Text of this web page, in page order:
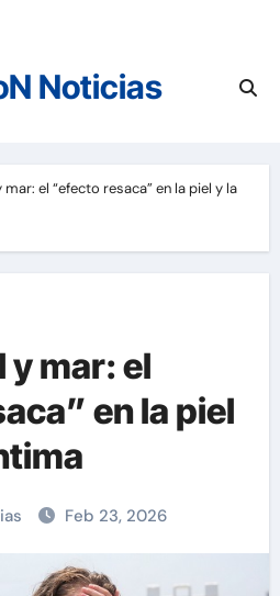
Noticias
mar: el “efecto resaca” en la piel y la
y mar: el
en la piel
Feb 23, 2026